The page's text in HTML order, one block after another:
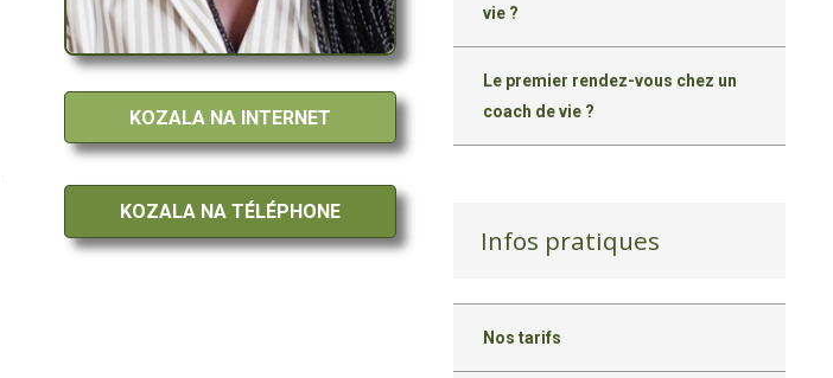
KOZALA NA INTERNET
KOZALA NA TÉLÉPHONE
vie ?
Le premier rendez-vous chez un
coach de vie ?
Infos pratiques
Nos tarifs